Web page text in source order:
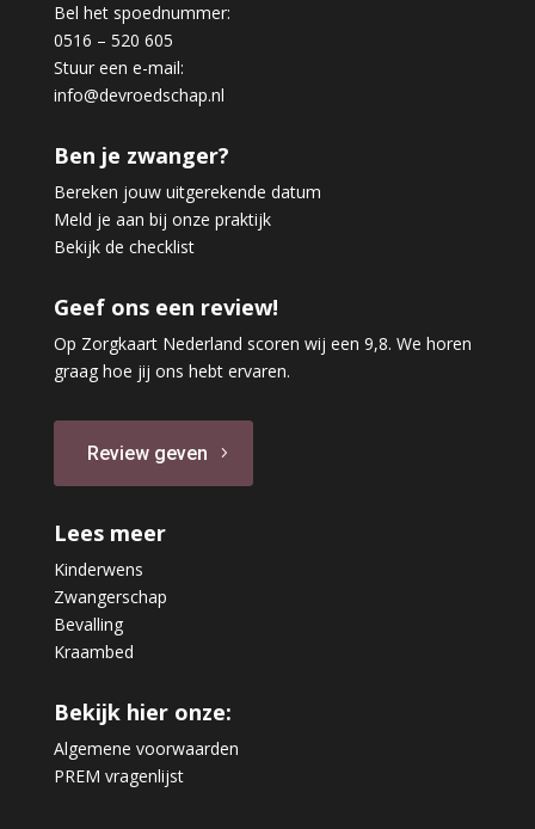
Bel het spoednummer:
0516 – 520 605
Stuur een e-mail:
info@devroedschap.nl
Ben je zwanger?
Bereken jouw uitgerekende datum
Meld je aan bij onze praktijk
Bekijk de checklist
Geef ons een review!
Op Zorgkaart Nederland scoren wij een 9,8. We horen
graag hoe jij ons hebt ervaren.
Review geven
Lees meer
Kinderwens
Zwangerschap
Bevalling
Kraambed
Bekijk hier onze:
Algemene voorwaarden
PREM vragenlijst